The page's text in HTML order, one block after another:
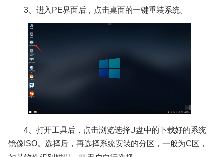
3、进入PE界面后，点击桌面的一键重装系统。
4、打开工具后，点击浏览选择U盘中的下载好的系统
镜像ISO。选择后，再选择系统安装的分区，一般为C区，